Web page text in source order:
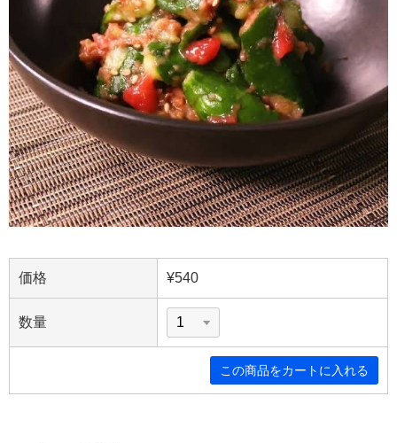
価格 ¥540
数量